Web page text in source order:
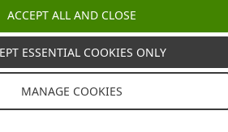
ACCEPT ALL AND CLOSE
ESSENTIAL COOKIES ONLY
MANAGE COOKIES